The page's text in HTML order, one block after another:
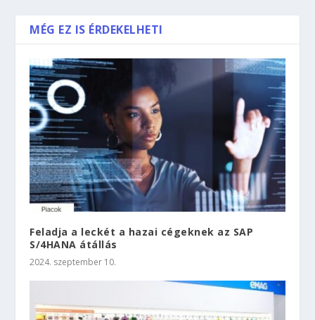
MÉG EZ IS ÉRDEKELHETI
Feladja a leckét a hazai cégeknek az SAP
S/4HANA átállás
2024. szeptember 10.